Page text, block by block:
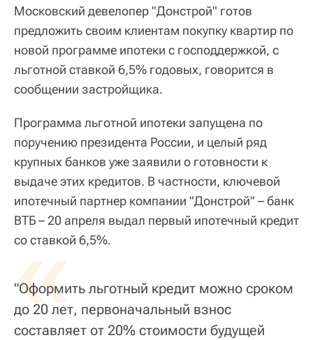
Московский девелопер "Донстрой" готов
предложить своим клиентам покупку квартир по
новой программе ипотеки с господдержкой, с
льготной ставкой 6,5% годовых, говорится в
сообщении застройщика.
Программа льготной ипотеки запущена по
поручению президента России, и целый ряд
крупных банков уже заявили о готовности к
выдаче этих кредитов. В частности, ключевой
ипотечный партнер компании "Донстрой" – банк
ВТБ – 20 апреля выдал первый ипотечный кредит
со ставкой 6,5%.
«
"Оформить льготный кредит можно сроком
до 20 лет, первоначальный взнос
составляет от 20% стоимости будущей